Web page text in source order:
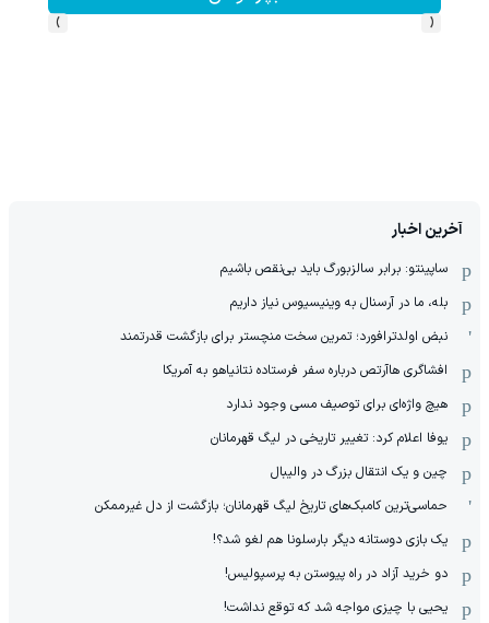
‹
›
آخرین اخبار
ساپینتو: برابر سالزبورگ باید بی‌نقص باشیم
بله، ما در آرسنال به وینیسیوس نیاز داریم
نبض اولدترافورد؛ تمرین سخت منچستر برای بازگشت قدرتمند
افشاگری هاآرتص درباره سفر فرستاده نتانیاهو به آمریکا
هیچ واژه‌ای برای توصیف مسی وجود ندارد
یوفا اعلام کرد: تغییر تاریخی در لیگ قهرمانان
چین و یک انتقال بزرگ در والیبال
حماسی‌ترین کامبک‌های تاریخ لیگ قهرمانان؛ بازگشت از دل غیرممکن
یک بازی دوستانه دیگر بارسلونا هم لغو شد؟!
دو خرید آزاد در راه پیوستن به پرسپولیس!
یحیی با چیزی مواجه شد که توقع نداشت!